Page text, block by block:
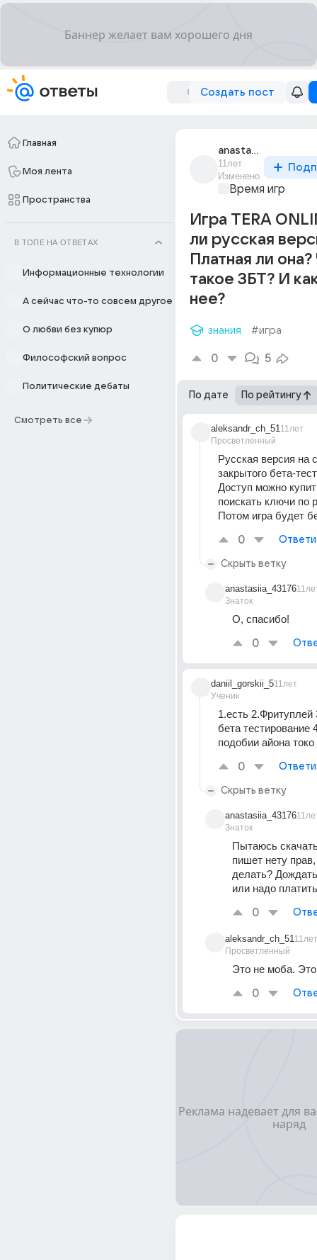
Создать пост
Главная
Моя лента
Пространства
В ТОПЕ НА ОТВЕТАХ
Информационные технологии
А сейчас что-то совсем другое
О любви без купюр
Философский вопрос
Политические дебаты
Смотреть все
anastasiia_43176
11лет
Изменено
Время игр
Игра TERA
ли русская
Платная ли
такое ЗБТ? И
нее?
знания #игра
0 5
По дате По рейтингу
aleksandr_ch_51
Просветленный
11лет
Русская версия на
закрытого бета-
Доступ можно
поискать ключи по
Потом игра будет
0
Скрыть ветку
anastasiia_43176
Знаток
О, спасибо!
0
daniil_gorskii_5
Ученик
11лет
1.есть 2.Фритуплей
бета тестирование
подобии айона
0
Скрыть ветку
anastasiia_43176
Знаток
Пытаюсь
пишет нету
делать?
или надо
0
aleksandr_ch_51
Просветленный
11лет
Это не моба.
0